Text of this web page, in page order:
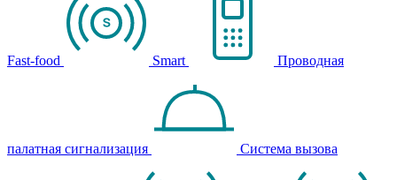
Fast-food Smart Проводная
палатная сигнализация Система вызова